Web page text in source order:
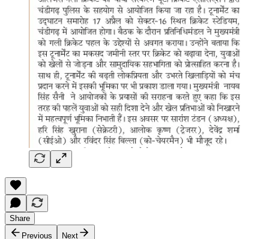
Share
Previous
Next